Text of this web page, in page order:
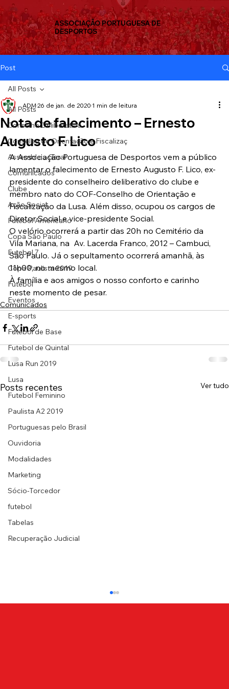
ASSOCIAÇÃO PORTUGUESA DE
DESPORTOS
Post
All Posts
Conselho Deliberativo
Conselho de Orientação e Fiscalizaç
Assembleia Geral
Comunicados
Clube
Ação Social
Futebol Americano
Copa São Paulo
Futebol 7
Copa Paulista 2019
Futebol
Eventos
E-sports
Futebol de Base
Futebol de Quintal
Lusa Run 2019
Lusa
Futebol Feminino
Paulista A2 2019
Portuguesas pelo Brasil
Ouvidoria
Modalidades
Marketing
Sócio-Torcedor
futebol
Tabelas
Recuperação Judicial
All Posts
Nota de falecimento – Ernesto
Augusto F. Lico
ADM 26 de jan. de 2020 1 min de leitura
A Associação Portuguesa de Desportos vem a público
lamentar o falecimento de Ernesto Augusto F. Lico, ex-
presidente do conselheiro deliberativo do clube e
membro nato do COF-Conselho de Orientação e
Fiscalização da Lusa. Além disso, ocupou os cargos de
Diretor Social e vice-presidente Social.
O velório ocorrerá a partir das 20h no Cemitério da
Vila Mariana, na  Av. Lacerda Franco, 2012 – Cambuci,
São Paulo. Já o sepultamento ocorrerá amanhã, às
11h00, no mesmo local.
À família e aos amigos o nosso conforto e carinho
neste momento de pesar.
Comunicados
Posts recentes Ver tudo